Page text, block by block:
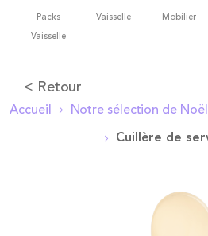
Packs
Vaisselle
Vaisselle Mobilier
Allez
au
contenu
< Retour
Accueil Notre sélection de Noël